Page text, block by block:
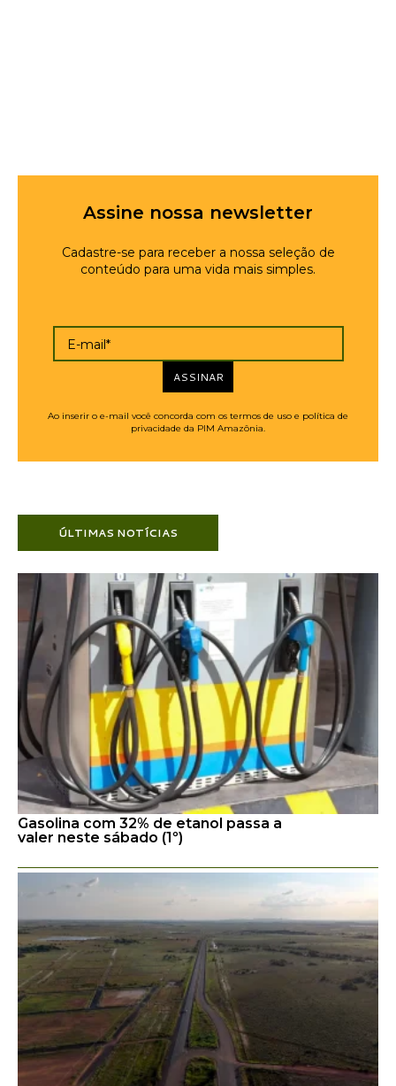
Assine nossa newsletter
Cadastre-se para receber a nossa seleção de
conteúdo para uma vida mais simples.
E-mail*
ASSINAR
Ao inserir o e-mail você concorda com os termos de uso e política de
privacidade da PIM Amazônia.
ÚLTIMAS NOTÍCIAS
Gasolina com 32% de etanol passa a
valer neste sábado (1º)